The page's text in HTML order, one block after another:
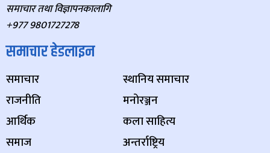
समाचार तथा विज्ञापनकालागि
+977 9801727278
समाचार हेडलाइन
समाचार
राजनीति
आर्थिक
समाज
स्थानिय समाचार
मनोरञ्जन
कला साहित्य
अन्तर्राष्ट्रिय